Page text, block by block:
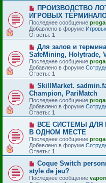
е
н
и
е
е
с
о
б
щ
е
н
и
е
Н
о
в
о
е
с
о
б
щ
е
н
и
е
ПРОИЗВОДСТВО
ИГРОВЫХ
Последнее сообщение
Добавлено в форуме
Ответы: 1
Н
о
в
о
е
с
о
о
б
щ
е
н
и
Для залов и
SafeMining, Holytrade,
Последнее сообщение
Добавлено в форуме
Ответы: 1
Н
о
в
о
е
с
о
о
б
щ
е
н
и
е
SkillMarket.
Champion, PariMatch
Последнее сообщение
Добавлено в форуме
Ответы: 1
Н
о
в
о
е
с
о
о
б
щ
ВСЕ СИСТЕМЫ ДЛЯ
В ОДНОМ МЕСТЕ
Последнее сообщение
Добавлено в форуме
Ответы: 1
Н
в
о
Coque Switch
style de jeu?
Последнее сообщение